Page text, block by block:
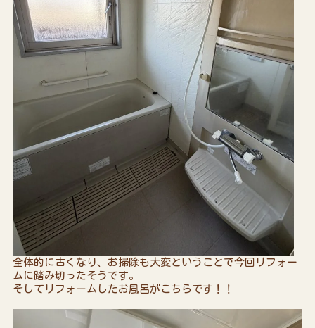
全体的に古くなり、お掃除も大変ということで今回リフォー
ムに踏み切ったそうです。
そしてリフォームしたお風呂がこちらです！！